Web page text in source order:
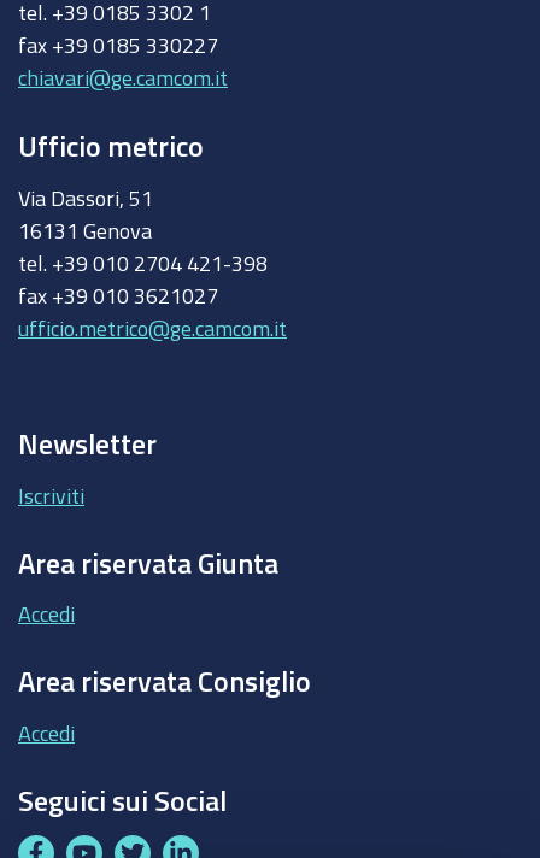
tel. +39 0185 3302 1
fax +39 0185 330227
chiavari@ge.camcom.it
Ufficio metrico
Via Dassori, 51
16131 Genova
tel. +39 010 2704 421-398
fax +39 010 3621027
ufficio.metrico@ge.camcom.it
Newsletter
Iscriviti
Area riservata Giunta
Accedi
Area riservata Consiglio
Accedi
Seguici sui Social
F
Y
T
L